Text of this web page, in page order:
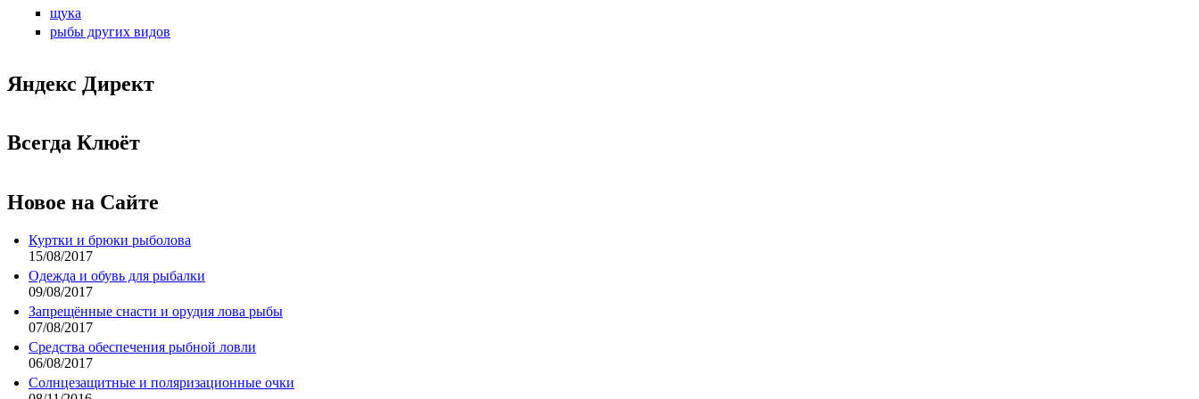
щука
рыбы других видов
Яндекс Директ
Всегда Клюёт
Новое на Сайте
Куртки и брюки рыболова
15/08/2017
Одежда и обувь для рыбалки
09/08/2017
Запрещённые снасти и орудия лова рыбы
07/08/2017
Средства обеспечения рыбной ловли
06/08/2017
Солнцезащитные и поляризационные очки